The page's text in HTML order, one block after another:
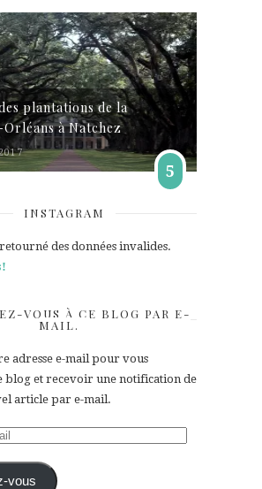
plantations de la
à Natchez
5
INSTAGRAM
des données invalides.
VOUS À CE BLOG PAR E-
MAIL.
adresse e-mail pour vous
blog et recevoir une notification de
article par e-mail.
vous